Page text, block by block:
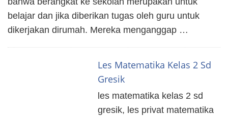
belajar dan jika diberikan tugas oleh guru untuk
dikerjakan dirumah. Mereka menganggap …
Les Matematika Kelas 2 Sd
Gresik
les matematika kelas 2 sd
gresik, les privat matematika